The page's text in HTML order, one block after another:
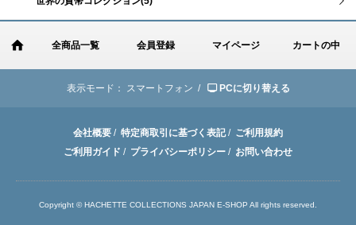
全商品一覧 会員登録 マイページ カートの中
表示モード： スマートフォン / PCに切り替える
会社概要 / 特定商取引に基づく表記/ ご利用規約
ご利用ガイド / プライバシーポリシー / お問い合わせ
Copyright © HACHETTE COLLECTIONS JAPAN E-SHOP All rights reserved.